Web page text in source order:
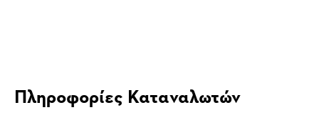
Πληροφορίες Καταναλωτών